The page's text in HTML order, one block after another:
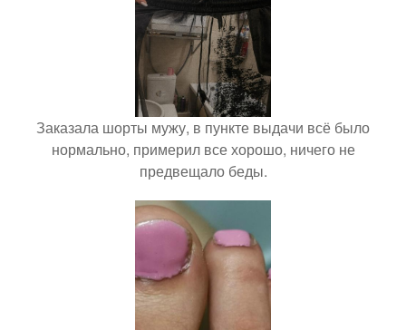
Заказала шорты мужу, в пункте выдачи всё было
нормально, примерил все хорошо, ничего не
предвещало беды.